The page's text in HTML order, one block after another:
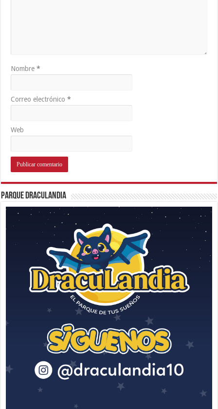
Nombre*
Correo electrónico*
Web
Parque Draculandia